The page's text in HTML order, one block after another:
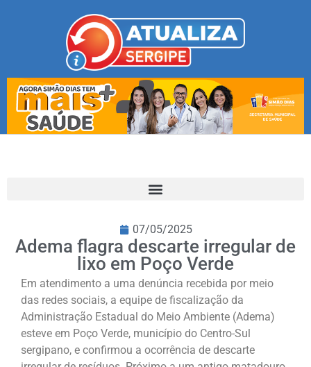
07/05/2025
Adema flagra descarte irregular de
lixo em Poço Verde
Em atendimento a uma denúncia recebida por meio
das redes sociais, a equipe de fiscalização da
Administração Estadual do Meio Ambiente (Adema)
esteve em Poço Verde, município do Centro-Sul
sergipano, e confirmou a ocorrência de descarte